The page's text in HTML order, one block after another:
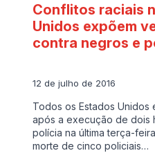
Conflitos raciais
Unidos expõem
contra negros e
12 de julho de 2016
Todos os Estados
após a execução de dois
polícia na última terça-
morte de cinco policiais…